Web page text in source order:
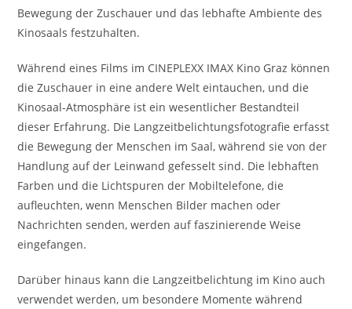
Bewegung der Zuschauer und das lebhafte Ambiente des
Kinosaals festzuhalten.
Während eines Films im CINEPLEXX IMAX Kino Graz können
die Zuschauer in eine andere Welt eintauchen, und die
Kinosaal-Atmosphäre ist ein wesentlicher Bestandteil
dieser Erfahrung. Die Langzeitbelichtungsfotografie erfasst
die Bewegung der Menschen im Saal, während sie von der
Handlung auf der Leinwand gefesselt sind. Die lebhaften
Farben und die Lichtspuren der Mobiltelefone, die
aufleuchten, wenn Menschen Bilder machen oder
Nachrichten senden, werden auf faszinierende Weise
eingefangen.
Darüber hinaus kann die Langzeitbelichtung im Kino auch
verwendet werden, um besondere Momente während